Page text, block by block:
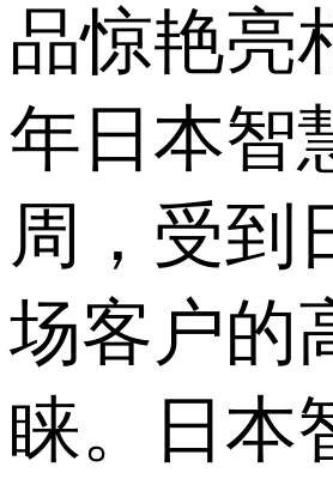
品惊艳亮
年日本智
周，受到
场客户的
睐。日本